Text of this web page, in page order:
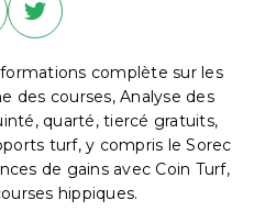
complète sur les
des courses, Analyse des
quarté, tiercé gratuits,
turf, y compris le Sorec
de gains avec Coin Turf,
hippiques.